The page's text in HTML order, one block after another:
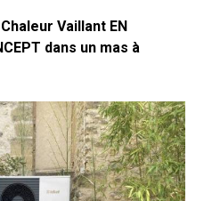
Vaillant EN
dans un mas à